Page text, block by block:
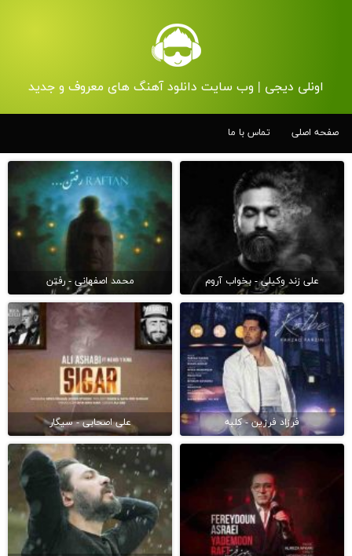
اونلی دیجی | وب سایت دانلود آهنگ های معروف و جدید
صفحه اصلی تماس با ما
علی زند وکیلی - بخواب آروم محمد اصفهانی - رفتن
فرزاد فرزین - کلبه علی اصحابی - سیگار